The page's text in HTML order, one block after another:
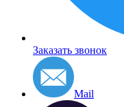
Заказать звонок
Mail